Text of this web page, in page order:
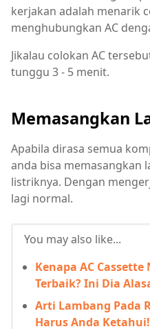
kerjakan adalah menarik
menghubungkan AC
Jikalau colokan AC
tunggu 3 - 5 menit.
Memasangkan
Apabila dirasa semua
anda bisa memasangkan
listriknya. Dengan
lagi normal.
You may also like...
Kenapa AC
Terbaik? Ini Dia
Arti Lambang Pada
Harus Anda Ketahui!